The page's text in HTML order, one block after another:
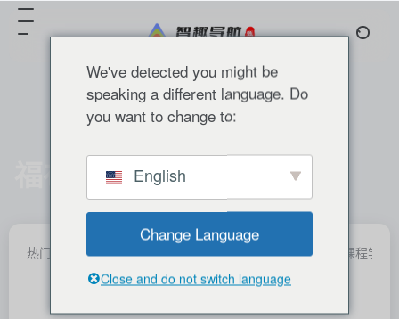
福布斯AI50强（2024）
热门产品 国内精选 国外精选 分类推荐 产业融合 课程学习
We've detected you might be
speaking a different language. Do
you want to change to:
English
Change Language
Close and do not switch language